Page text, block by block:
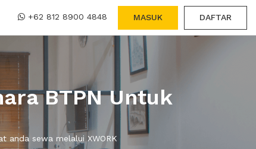
+62 812 8900 4848 MASUK DAFTAR
BTPN Untuk
anda sewa melalui XWORK